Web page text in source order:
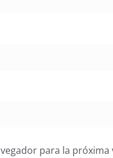
para la próxima